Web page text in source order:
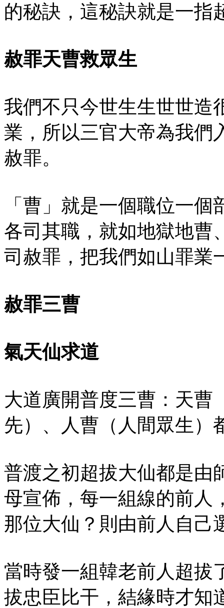
的秘訣，這秘訣就是一指
赦罪天曹救眾生
我們不只今世生生世世造
業，所以三官大帝為我們
赦罪。
「曹」就是一個職位一
各司其職，就如地獄地曹
司赦罪，把我們如山罪業
赦罪三曹
氣天仙求道
大道廣開普度三曹：天曹
先）、人曹（人間眾生）
普渡之初超拔大仙都是由
母宣佈，每一組線的前人
那位大仙？則由前人自己
當時發一組韓老前人超拔
拔忠臣比干，結緣時才知